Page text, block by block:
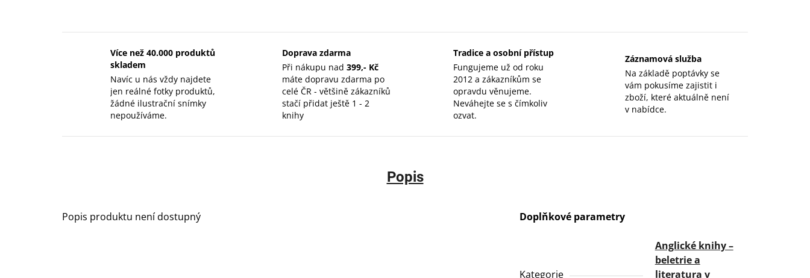
Více než 40.000 produktů
skladem
Navíc u nás vždy najdete
jen reálné fotky produktů,
žádné ilustrační snímky
nepoužíváme.
Doprava zdarma
Při nákupu nad 399,- Kč
máte dopravu zdarma po
celé ČR - většině zákazníků
stačí přidat ještě 1 - 2
knihy
Tradice a osobní přístup
Fungujeme už od roku
2012 a zákazníkům se
opravdu věnujeme.
Neváhejte se s čímkoliv
ozvat.
Záznamová služba
Na základě poptávky se
vám pokusíme zajistit i
zboží, které aktuálně není
v nabídce.
Popis
Popis produktu není dostupný Doplňkové parametry
Kategorie
Anglické knihy –
beletrie a
literatura v